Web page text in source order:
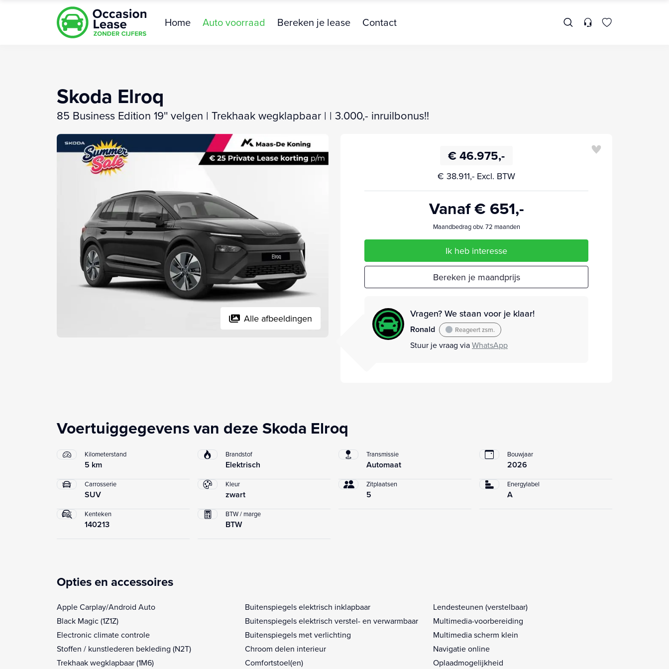
Home Auto voorraad Bereken je lease Contact
Skoda Elroq
85 Business Edition 19'' velgen | Trekhaak wegklapbaar | | 3.000,- inruilbonus!!
Alle afbeeldingen
€ 46.975,-
€ 38.911,- Excl. BTW
Vanaf € 651,-
Maandbedrag obv. 72 maanden
Ik heb interesse
Bereken je maandprijs
Vragen? We staan voor je klaar!
Ronald Reageert zsm.
Stuur je vraag viaWhatsApp
Voertuiggegevens van deze Skoda Elroq
Kilometerstand
5 km
Brandstof
Elektrisch
Transmissie
Automaat
Bouwjaar
2026
Carrosserie
SUV
Kleur
zwart
Zitplaatsen
5
Energylabel
A
Kenteken
140213
BTW / marge
BTW
Opties en accessoires
Apple Carplay/Android Auto
Black Magic (1Z1Z)
Electronic climate controle
Stoffen / kunstlederen bekleding (N2T)
Trekhaak wegklapbaar (1M6)
Buitenspiegels elektrisch inklapbaar
Buitenspiegels elektrisch verstel- en verwarmbaar
Buitenspiegels met verlichting
Chroom delen interieur
Comfortstoel(en)
Lendesteunen (verstelbaar)
Multimedia-voorbereiding
Multimedia scherm klein
Navigatie online
Oplaadmogelijkheid